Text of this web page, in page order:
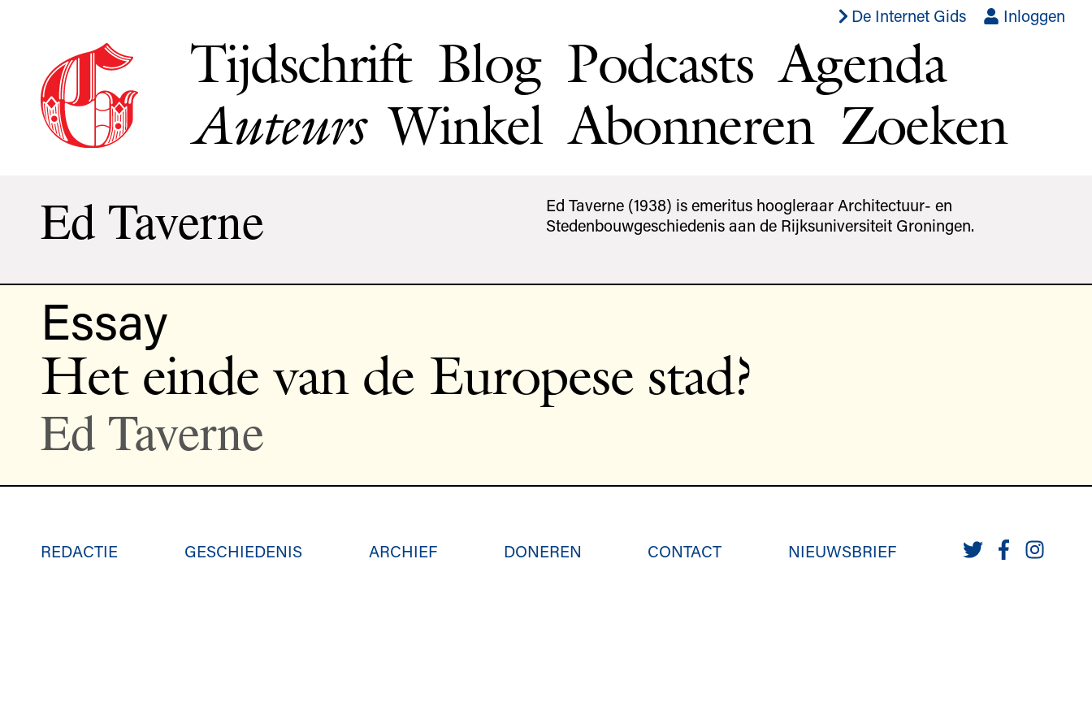
De Internet Gids Inloggen
Tijdschrift Blog Podcasts Agenda
Auteurs Winkel Abonneren Zoeken
Ed Taverne
Ed Taverne (1938) is emeritus hoogleraar Architectuur- en
Stedenbouwgeschiedenis aan de Rijksuniversiteit Groningen.
Essay
Het einde van de Europese stad?
Ed Taverne
REDACTIE GESCHIEDENIS ARCHIEF DONEREN CONTACT NIEUWSBRIEF